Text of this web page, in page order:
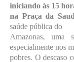
iniciando às 15
na Praça da
saúde pública do
Amazonas, uma
especialmente nos
pobres. O descaso